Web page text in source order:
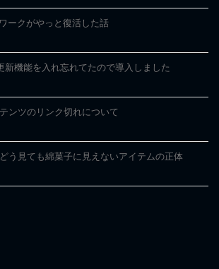
ークがやっと復活した話
新機能を入れ忘れてたので導入しました
ンツのリンク切れについて
う見ても綿菓子に見えないアイテムの正体